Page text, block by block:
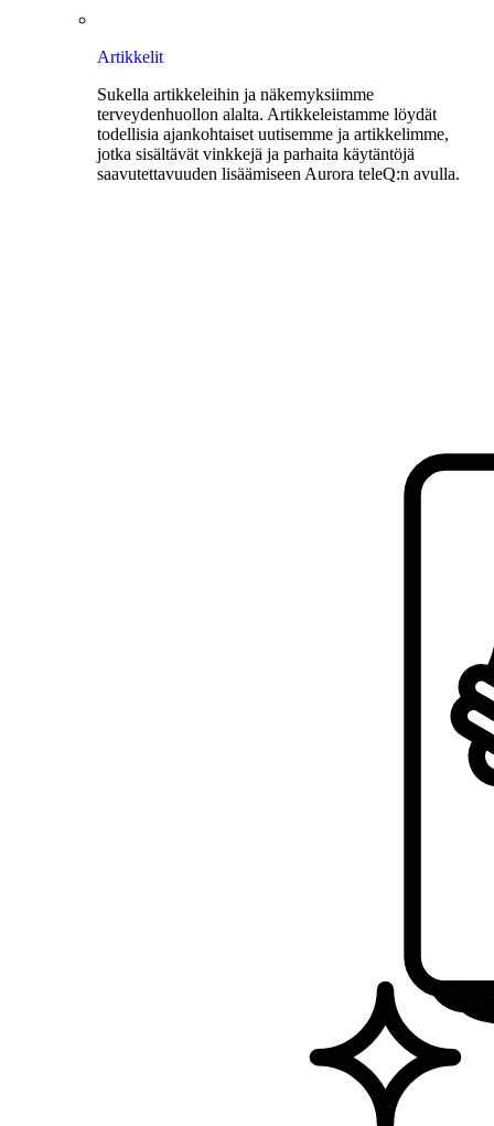
Artikkelit
Sukella artikkeleihin ja näkemyksiimme
terveydenhuollon alalta. Artikkeleistamme löydät
todellisia ajankohtaiset uutisemme ja artikkelimme,
jotka sisältävät vinkkejä ja parhaita käytäntöjä
saavutettavuuden lisäämiseen Aurora teleQ:n avulla.